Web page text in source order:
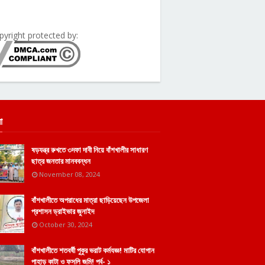
protected by:
ষড়যন্ত্র রুখতে ৩দফা দাবী নিয়ে বাঁশখালীর সাধারণ
ছাত্র জনতার মানববন্ধন
November 08, 2024
বাঁশখালীতে অপরাধের মাত্রা ছাড়িয়েছেন উপজেলা
প্রশাসন ড্রাইভার জুনাইদ
October 30, 2024
বাঁশখালীতে শতবর্ষী পুকুর ভরাট কর্মযজ্ঞ! মাটির যোগান
পাহাড় কাটা ও ফসলি জমি! পর্ব- ১